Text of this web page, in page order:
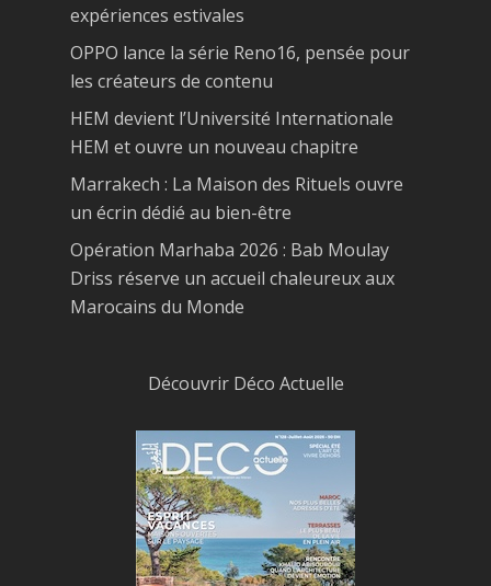
expériences estivales
OPPO lance la série Reno16, pensée pour
les créateurs de contenu
HEM devient l’Université Internationale
HEM et ouvre un nouveau chapitre
Marrakech : La Maison des Rituels ouvre
un écrin dédié au bien-être
Opération Marhaba 2026 : Bab Moulay
Driss réserve un accueil chaleureux aux
Marocains du Monde
Découvrir Déco Actuelle